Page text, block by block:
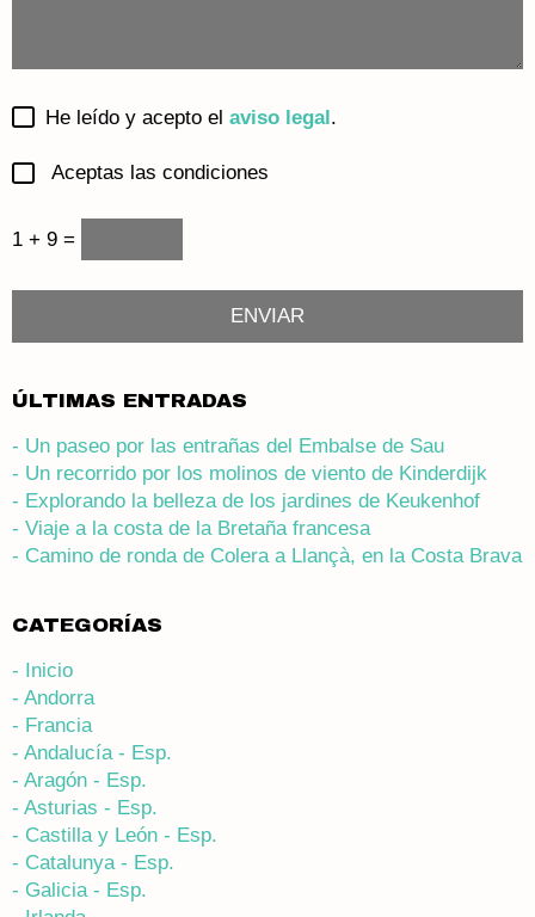
He leído y acepto el aviso legal.
Aceptas las condiciones
1 + 9 =
ÚLTIMAS ENTRADAS
- Un paseo por las entrañas del Embalse de Sau
- Un recorrido por los molinos de viento de Kinderdijk
- Explorando la belleza de los jardines de Keukenhof
- Viaje a la costa de la Bretaña francesa
- Camino de ronda de Colera a Llançà, en la Costa Brava
CATEGORÍAS
- Inicio
- Andorra
- Francia
- Andalucía - Esp.
- Aragón - Esp.
- Asturias - Esp.
- Castilla y León - Esp.
- Catalunya - Esp.
- Galicia - Esp.